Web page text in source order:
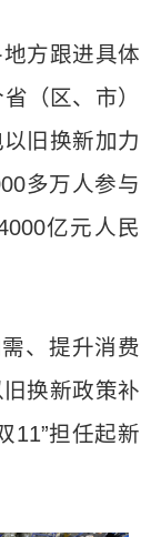
方跟进具体
（区、市）
旧换新加力
多万人参与
亿元人民
、提升消费
换新政策补
11”担任起新